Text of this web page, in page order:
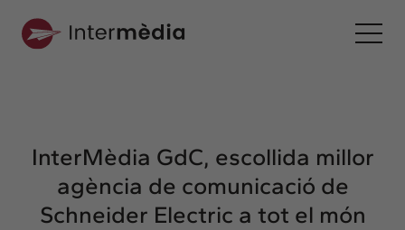
Interconnexió
Els nostres serveis
InterMèdia GdC, escollida millor
agència de comunicació de
Schneider Electric a tot el món